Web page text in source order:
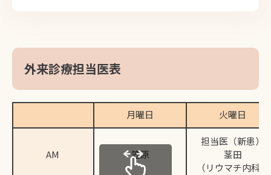
外来診療担当医表
月曜日 火曜日
AM 笠原
担当医（新患）
茎田
（リウマチ内科）